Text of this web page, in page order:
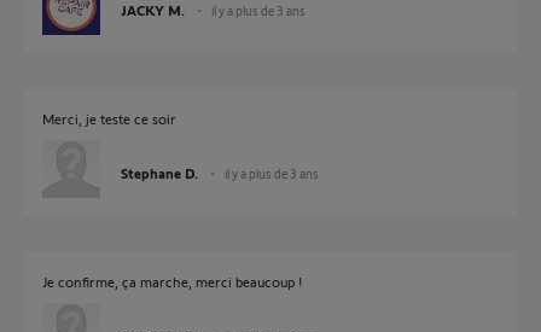
JACKY M. il y a plus de 3 ans
Merci, je teste ce soir
Stephane D. il y a plus de 3 ans
Je confirme, ça marche, merci beaucoup !